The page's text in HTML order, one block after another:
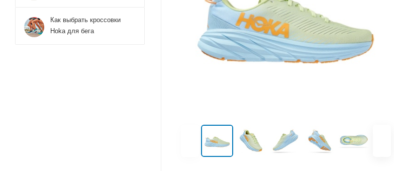
Как выбрать кроссовки
Hoka для бега